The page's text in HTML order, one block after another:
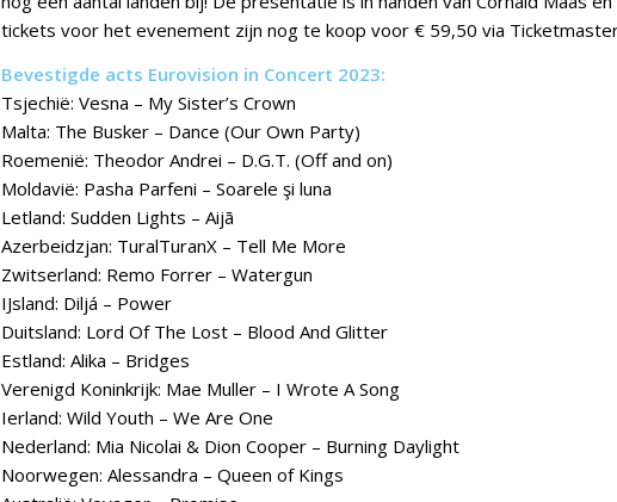
tickets voor het evenement zijn nog te koop voor € 59,50 via
Bevestigde acts Eurovision in Concert 2023:
Tsjechië: Vesna – My Sister’s Crown
Malta: The Busker – Dance (Our Own Party)
Roemenië: Theodor Andrei – D.G.T. (Off and on)
Moldavië: Pasha Parfeni – Soarele şi luna
Letland: Sudden Lights – Aijā
Azerbeidzjan: TuralTuranX – Tell Me More
Zwitserland: Remo Forrer – Watergun
IJsland: Diljá – Power
Duitsland: Lord Of The Lost – Blood And Glitter
Estland: Alika – Bridges
Verenigd Koninkrijk: Mae Muller – I Wrote A Song
Ierland: Wild Youth – We Are One
Nederland: Mia Nicolai & Dion Cooper – Burning Daylight
Noorwegen: Alessandra – Queen of Kings